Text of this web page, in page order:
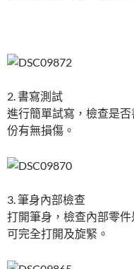
2. 書寫測試
進行簡單試寫，檢查是
份有無損傷。
3. 筆身內部檢查
打開筆身，檢查內部零
可完全打開及旋緊。